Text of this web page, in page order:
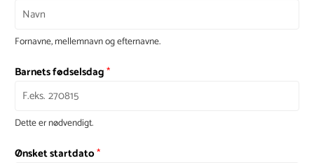
Fornavne, mellemnavn og efternavne.
Barnets fødselsdag*
Dette er nødvendigt.
Ønsket startdato*